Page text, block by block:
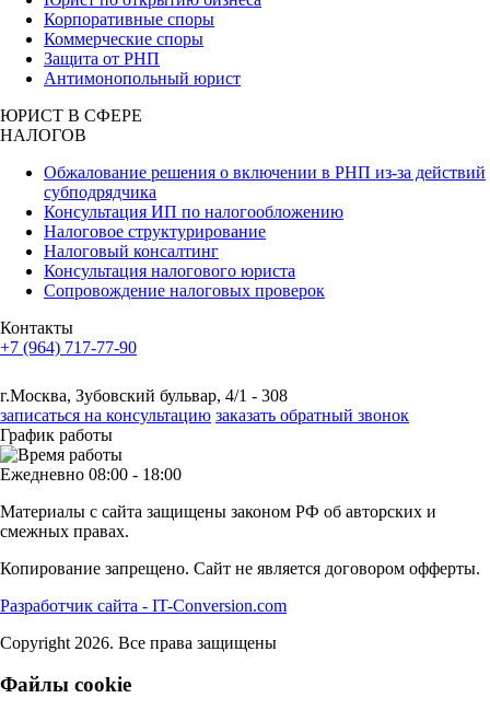
Корпоративные споры
Коммерческие споры
Защита от РНП
Антимонопольный юрист
ЮРИСТ В СФЕРЕ
НАЛОГОВ
Обжалование решения о включении в РНП из-за действий
субподрядчика
Консультация ИП по налогообложению
Налоговое структурирование
Налоговый консалтинг
Консультация налогового юриста
Сопровождение налоговых проверок
Контакты
+7 (964) 717-77-90
г.Москва, Зубовский бульвар, 4/1 - 308
записаться на консультацию заказать обратный звонок
График работы
Ежедневно 08:00 - 18:00
Материалы с сайта защищены законом РФ об авторских и
смежных правах.
Копирование запрещено. Сайт не является договором офферты.
Разработчик сайта - IT-Conversion.com
Copyright 2026. Все права защищены
Файлы cookie